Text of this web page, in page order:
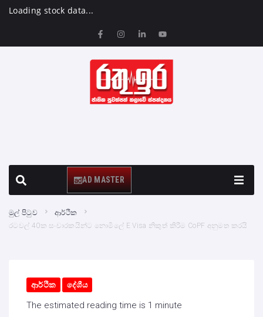
Loading stock data...
AD MASTER
මුල් පිටුව
ආර්ථික
රටවල් 40ක සංචාරකයින්ට නොමිලේ E Visa නිකුත් කිරීම CoPF අනුමත කරයි
ආර්ථික දේශීය
The estimated reading time is 1 minute